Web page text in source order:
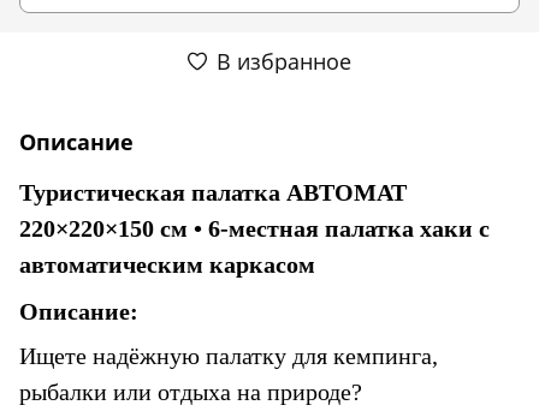
В избранное
Описание
Туристическая палатка АВТОМАТ
220×220×150 см • 6-местная палатка хаки с
автоматическим каркасом
Описание:
Ищете надёжную палатку для кемпинга,
рыбалки или отдыха на природе?